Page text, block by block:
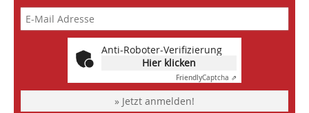
Anti-Roboter-Verifizierung
Hier klicken
FriendlyCaptcha ⇗
» Jetzt anmelden!